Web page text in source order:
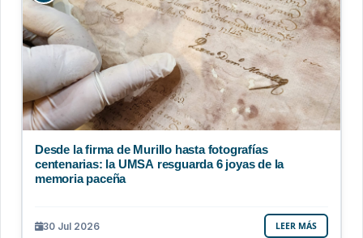
Desde la firma de Murillo hasta fotografías
centenarias: la UMSA resguarda 6 joyas de la
memoria paceña
30 Jul 2026 LEER MÁS